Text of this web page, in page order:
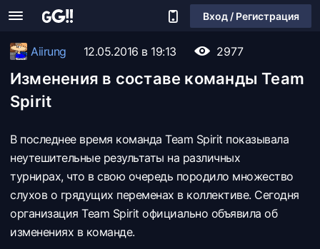
Вход / Регистрация
Aiirung 12.05.2016 в 19:13 2977
Изменения в составе команды Team
Spirit
В последнее время команда Team Spirit показывала
неутешительные результаты на различных
турнирах, что в свою очередь породило множество
слухов о грядущих переменах в коллективе. Сегодня
организация Team Spirit официально объявила об
изменениях в команде.